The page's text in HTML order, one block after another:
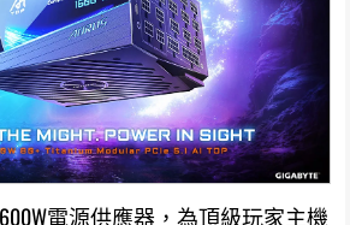
電源供應器，為頂級玩家主機